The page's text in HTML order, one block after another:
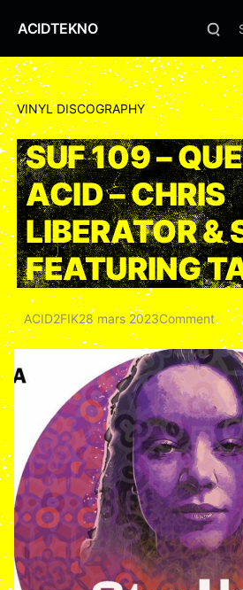
ACIDTEKNO
VINYL DISCOGRAPHY
SUF 109 –
ACID –CHRIS
LIBERATOR &
FEATURING
ACID2FIK28 mars 2023Comment